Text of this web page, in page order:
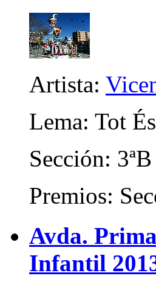
Artista:
Lema: Tot
Sección: 3ªB
Premios:
Avda.
Infantil